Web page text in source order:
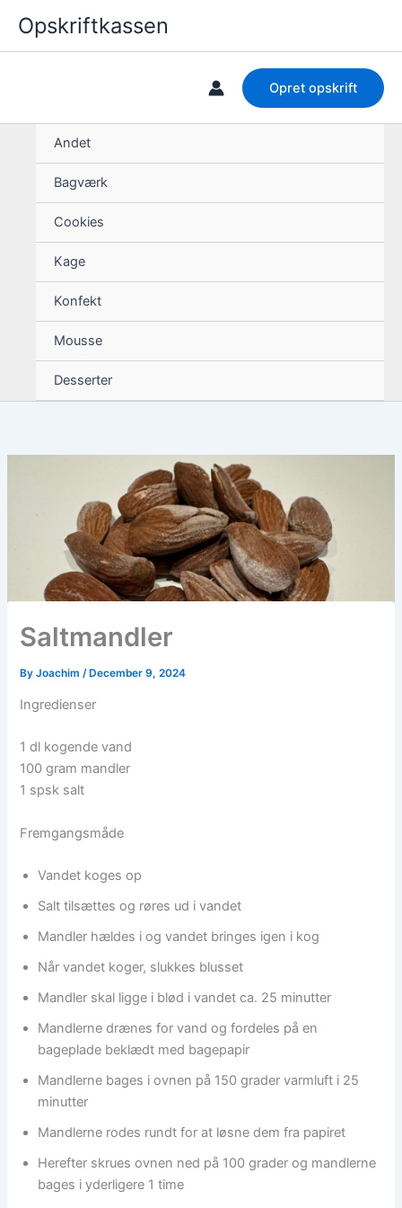
content
Opskriftkassen
Opret opskrift
Andet
Bagværk
Cookies
Kage
Konfekt
Mousse
Desserter
Saltmandler
ByJoachim /December 9, 2024
Ingredienser
1 dl kogende vand
100 gram mandler
1 spsk salt
Fremgangsmåde
Vandet koges op
Salt tilsættes og røres ud i vandet
Mandler hældes i og vandet bringes igen i kog
Når vandet koger, slukkes blusset
Mandler skal ligge i blød i vandet ca. 25 minutter
Mandlerne drænes for vand og fordeles på en
bageplade beklædt med bagepapir
Mandlerne bages i ovnen på 150 grader varmluft i 25
minutter
Mandlerne rodes rundt for at løsne dem fra papiret
Herefter skrues ovnen ned på 100 grader og mandlerne
bages i yderligere 1 time